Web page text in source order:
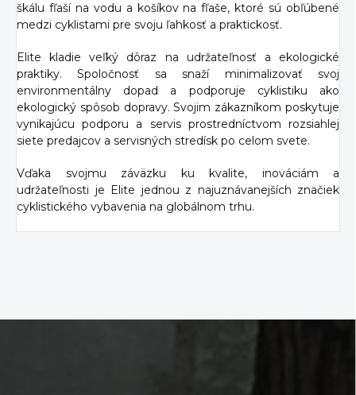
škálu fľaší na vodu a košíkov na fľaše, ktoré sú obľúbené
medzi cyklistami pre svoju ľahkosť a praktickosť.
Elite kladie veľký dôraz na udržateľnosť a ekologické
praktiky. Spoločnosť sa snaží minimalizovať svoj
environmentálny dopad a podporuje cyklistiku ako
ekologický spôsob dopravy. Svojim zákazníkom poskytuje
vynikajúcu podporu a servis prostredníctvom rozsiahlej
siete predajcov a servisných stredísk po celom svete.
Vďaka svojmu záväzku ku kvalite, inováciám a
udržateľnosti je Elite jednou z najuznávanejších značiek
cyklistického vybavenia na globálnom trhu.